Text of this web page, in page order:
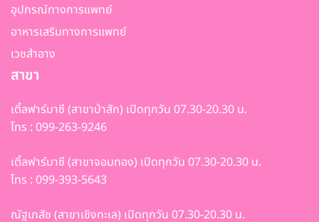
อุปกรณ์ทางการแพทย์
อาหารเสริมทางการแพทย์
เวชสำอาง
สาขา
เติ้ลฟาร์มาซี (สาขาป่าสัก) เปิดทุกวัน 07.30-20.30 น.
โทร : 099-263-9246
เติ้ลฟาร์มาซี (สาขาจอมทอง) เปิดทุกวัน 07.30-20.30 น.
โทร : 099-393-5643
ณัฐเภสัช (สาขาเชิงทะเล) เปิดทุกวัน 07.30-20.30 น.